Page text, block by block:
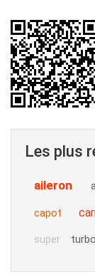
Les plus
aileron
capot
super turbo